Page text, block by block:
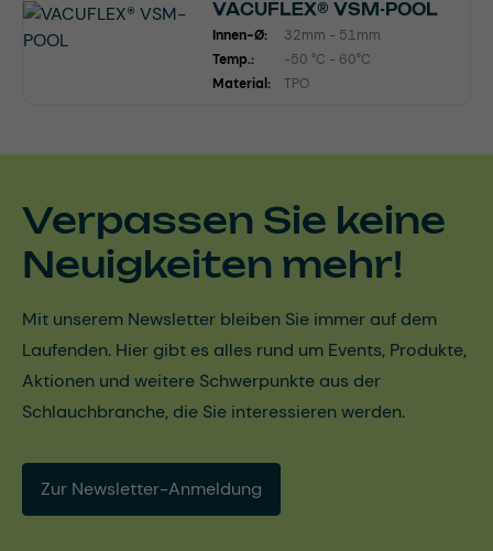
VACUFLEX® VSM-POOL
Innen-Ø:
32mm - 51mm
Temp.:
-50 °C - 60°C
Material:
TPO
Verpassen Sie keine
Neuigkeiten mehr!
Mit unserem Newsletter bleiben Sie immer auf dem
Laufenden. Hier gibt es alles rund um Events, Produkte,
Aktionen und weitere Schwerpunkte aus der
Schlauchbranche, die Sie interessieren werden.
Zur Newsletter-Anmeldung